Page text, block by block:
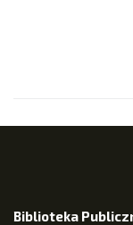
Biblioteka